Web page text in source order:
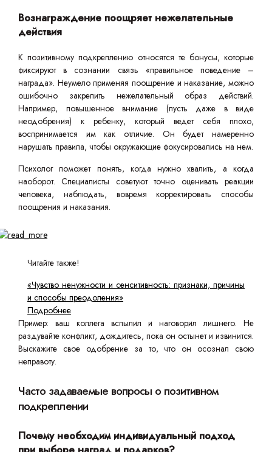
Вознаграждение поощряет нежелательные
действия
К позитивному подкреплению относятся те бонусы, которые
фиксируют в сознании связь «правильное поведение –
награда». Неумело применяя поощрение и наказание, можно
ошибочно закрепить нежелательный образ действий.
Например, повышенное внимание (пусть даже в виде
неодобрения) к ребенку, который ведет себя плохо,
воспринимается им как отличие. Он будет намеренно
нарушать правила, чтобы окружающие фокусировались на нем.
Психолог поможет понять, когда нужно хвалить, а когда
наоборот. Специалисты советуют точно оценивать реакции
человека, наблюдать, вовремя корректировать способы
поощрения и наказания.
Читайте также!
«Чувство ненужности и сенситивность: признаки, причины
и способы преодоления»
Подробнее
Пример: ваш коллега вспылил и наговорил лишнего. Не
раздувайте конфликт, дождитесь, пока он остынет и извинится.
Выскажите свое одобрение за то, что он осознал свою
неправоту.
Часто задаваемые вопросы о позитивном
подкреплении
Почему необходим индивидуальный подход